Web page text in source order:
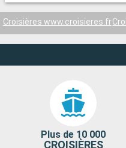
Croisières www.croisieres.fr
Plus de 10 000
CROISIÈRES